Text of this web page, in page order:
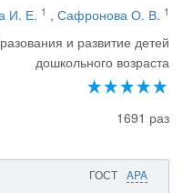
И. Е. 1 , Сафронова О. В. 1
и развитие детей
дошкольного возраста
1691 раз
ГОСТ APA